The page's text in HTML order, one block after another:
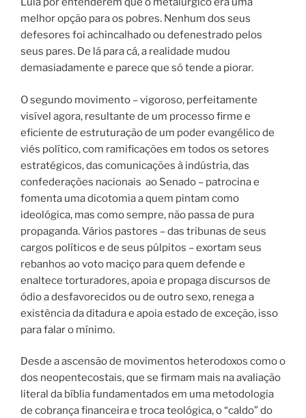
melhor opção para os pobres. Nenhum dos seus
defesores foi achincalhado ou defenestrado pelos
seus pares. De lá para cá, a realidade mudou
demasiadamente e parece que só tende a piorar.
O segundo movimento – vigoroso, perfeitamente
visível agora, resultante de um processo firme e
eficiente de estruturação de um poder evangélico de
viés político, com ramificações em todos os setores
estratégicos, das comunicações à indústria, das
confederações nacionais ao Senado – patrocina e
fomenta uma dicotomia a quem pintam como
ideológica, mas como sempre, não passa de pura
propaganda. Vários pastores – das tribunas de seus
cargos políticos e de seus púlpitos – exortam seus
rebanhos ao voto maciço para quem defende e
enaltece torturadores, apoia e propaga discursos de
ódio a desfavorecidos ou de outro sexo, renega a
existência da ditadura e apoia estado de exceção, isso
para falar o mínimo.
Desde a ascensão de movimentos heterodoxos como o
dos neopentecostais, que se firmam mais na avaliação
literal da bíblia fundamentados em uma metodologia
de cobrança financeira e troca teológica, o “caldo” do